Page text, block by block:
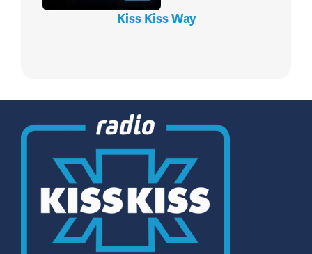
Kiss Kiss Way